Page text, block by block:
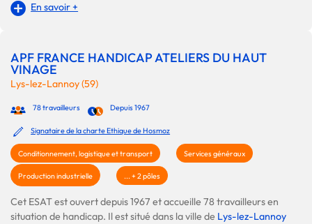
En savoir +
APF FRANCE HANDICAP ATELIERS DU HAUT
VINAGE
Lys-lez-Lannoy (59)
78 travailleurs Depuis 1967
Signataire de la charte Ethique de Hosmoz
Conditionnement, logistique et transport Services généraux
Production industrielle ... + 2 pôles
Cet ESAT est ouvert depuis 1967 et accueille 78 travailleurs en
situation de handicap. Il est situé dans la ville de Lys-lez-Lannoy